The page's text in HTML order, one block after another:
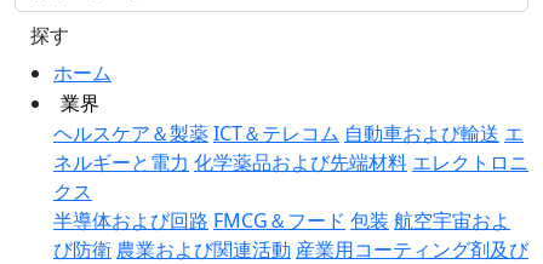
ホーム
業界
ヘルスケア＆製薬ICT＆テレコム 自動車および輸送 エ
ネルギーと電力 化学薬品および先端材料 エレクトロニ
クス
半導体および回路 FMCG＆フード 包装 航空宇宙およ
び防衛 農業および関連活動 産業用コーティング剤及び
探す